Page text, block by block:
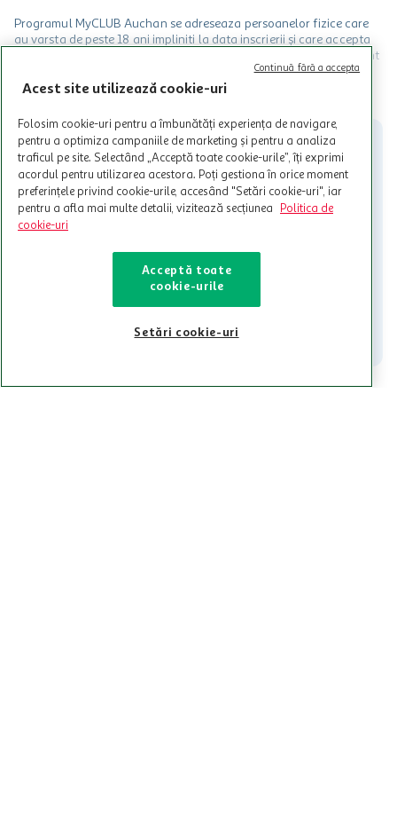
Programul MyCLUB Auchan se adreseaza persoanelor fizice care
au varsta de peste 18 ani impliniti la data inscrierii și care accepta
Termenele și Condițiile Programului. Ofertele MyCLUB Auchan sunt
valabile in limita stocurilor disponibile. Beneficiile se acorda in
limita a 12 unitati / card client o singura data in perioada promotiei.
participante și pentru acțiuni promotionale indicate de Auchan si
nu poate fi utilizat in legatura cu alti comercianți sau pentru alte
activitati in afara celor mentionate in Termene si Conditii. Auchan
nu raspunde pentru imposibilitatea utilizarii Cardului in perioada in
care aceste este suspendat sau in perioada in care sunt efectuate
intretineri sau reparatii tehnice la sistemul de utilizarea al Cardului.
CITESTE MAI MULT
Iti stam mereu la dispozitie.
021-9141 contact@auchan.ro
Contact
Acest site utilizează cookie-uri
Folosim cookie-uri pentru a îmbunătăți experiența de navigare,
pentru a optimiza campaniile de marketing și pentru a analiza
traficul pe site. Selectând „Acceptă toate cookie-urile”, îți exprimi
acordul pentru utilizarea acestora. Poți gestiona în orice moment
preferințele privind cookie-urile, accesând "Setări cookie-uri", iar
pentru a afla mai multe detalii, vizitează secțiunea
Politica de
cookie-uri
Acceptă toate
cookie-urile
Setări cookie-uri
Continuă fără a accepta